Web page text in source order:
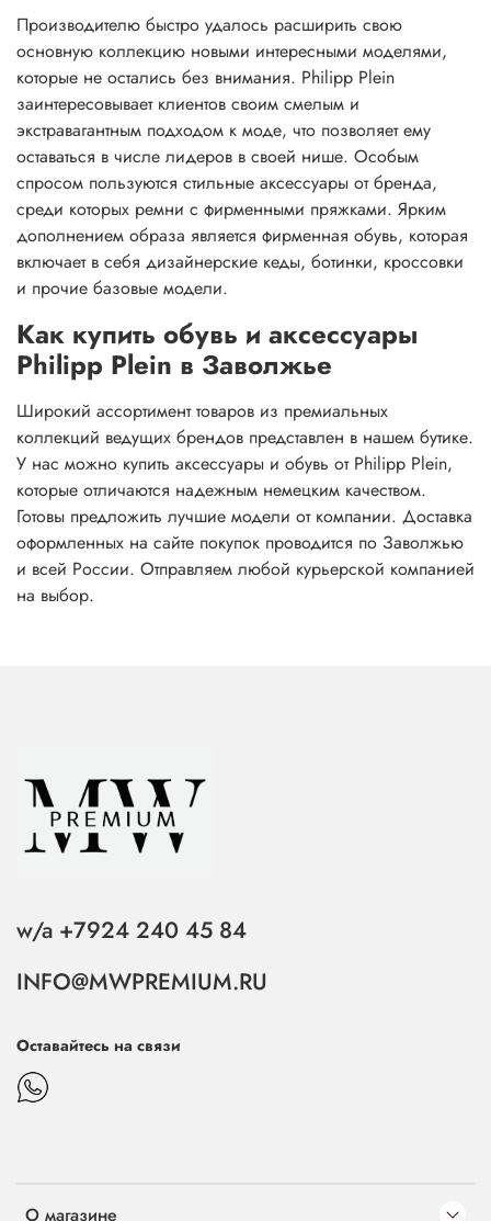
Производителю быстро удалось расширить свою
основную коллекцию новыми интересными моделями,
которые не остались без внимания. Philipp Plein
заинтересовывает клиентов своим смелым и
экстравагантным подходом к моде, что позволяет ему
оставаться в числе лидеров в своей нише. Особым
спросом пользуются стильные аксессуары от бренда,
среди которых ремни с фирменными пряжками. Ярким
дополнением образа является фирменная обувь, которая
включает в себя дизайнерские кеды, ботинки, кроссовки
и прочие базовые модели.
Как купить обувь и аксессуары
Philipp Plein в Заволжье
Широкий ассортимент товаров из премиальных
коллекций ведущих брендов представлен в нашем бутике.
У нас можно купить аксессуары и обувь от Philipp Plein,
которые отличаются надежным немецким качеством.
Готовы предложить лучшие модели от компании. Доставка
оформленных на сайте покупок проводится по Заволжью
и всей России. Отправляем любой курьерской компанией
на выбор.
О магазине
w/a +7924 240 45 84
INFO@MWPREMIUM.RU
Оставайтесь на связи